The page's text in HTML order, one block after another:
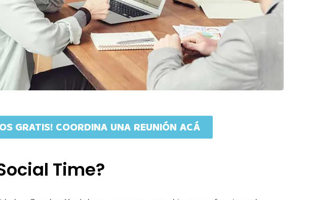
GRATIS! COORDINA UNA REUNIÓN ACÁ
Time?